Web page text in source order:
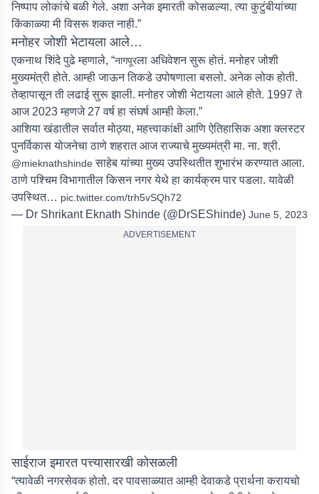
निष्पाप लोकांचे बळी गेले. अशा अनेक इमारती कोसळल्या. त्या कुटुंबीयांच्या
किंकाळ्या मी विसरू शकत नाही.”
मनोहर जोशी भेटायला आले…
एकनाथ शिंदे पुढे म्हणाले, “नागपूरला अधिवेशन सुरू होतं. मनोहर जोशी
मुख्यमंत्री होते. आम्ही जाऊन तिकडे उपोषणाला बसलो. अनेक लोक होती.
तेव्हापासून ती लढाई सुरू झाली. मनोहर जोशी भेटायला आले होते. 1997 ते
आज 2023 म्हणजे 27 वर्ष हा संघर्ष आम्ही केला.”
आशिया खंडातील सर्वात मोठ्या, महत्त्वाकांक्षी आणि ऐतिहासिक अशा क्लस्टर
पुनर्विकास योजनेचा ठाणे शहरात आज राज्याचे मुख्यमंत्री मा. ना. श्री.
@mieknathshindeसाहेब यांच्या मुख्य उपस्थितीत शुभारंभ करण्यात आला.
ठाणे पश्चिम विभागातील किसन नगर येथे हा कार्यक्रम पार पडला. यावेळी
उपस्थित… pic.twitter.com/trh5vSQh72
— Dr Shrikant Eknath Shinde (@DrSEShinde) June 5, 2023
ADVERTISEMENT
साईराज इमारत पत्त्यासारखी कोसळली
“त्यावेळी नगरसेवक होतो. दर पावसाळ्यात आम्ही देवाकडे प्रार्थना करायचो